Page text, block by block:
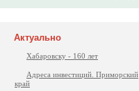
Актуально
Хабаровску - 160 лет
Адреса инвестиций. Приморский
край